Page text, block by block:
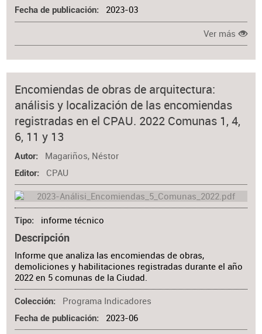
Fecha de publicación 2023-03
Ver más
Encomiendas de obras de arquitectura:
análisis y localización de las encomiendas
registradas en el CPAU. 2022 Comunas 1, 4,
6, 11 y 13
Autor Magariños, Néstor
Editor CPAU
Tipo informe técnico
Descripción
Informe que analiza las encomiendas de obras,
demoliciones y habilitaciones registradas durante el año
2022 en 5 comunas de la Ciudad.
Colección Programa Indicadores
Fecha de publicación 2023-06